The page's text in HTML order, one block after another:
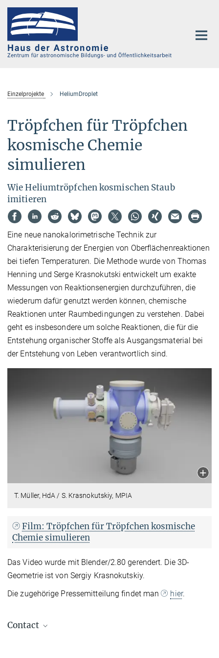
Hauptinhalt
Einzelprojekte HeliumDroplet
Tröpfchen für Tröpfchen
kosmische Chemie
simulieren
Wie Heliumtröpfchen kosmischen Staub
imitieren
Eine neue nanokalorimetrische Technik zur
Charakterisierung der Energien von Oberflächenreaktionen
bei tiefen Temperaturen. Die Methode wurde von Thomas
Henning und Serge Krasnokutski entwickelt um exakte
Messungen von Reaktionsenergien durchzuführen, die
wiederum dafür genutzt werden können, chemische
Reaktionen unter Raumbedingungen zu verstehen. Dabei
geht es insbesondere um solche Reaktionen, die für die
Entstehung organischer Stoffe als Ausgangsmaterial bei
der Entstehung von Leben verantwortlich sind.
T. Müller, HdA / S. Krasnokutskiy, MPIA
Film: Tröpfchen für Tröpfchen kosmische
Chemie simulieren
Das Video wurde mit Blender/2.80 gerendert. Die 3D-
Geometrie ist von Sergiy Krasnokutskiy.
Die zugehörige Pressemitteilung findet man
hier.
Contact